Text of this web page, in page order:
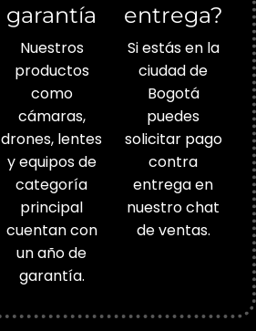
garantía
Nuestros
productos
como
cámaras,
drones, lentes
y equipos de
categoría
principal
cuentan con
un año de
garantía.
entrega?
Si estás en la
ciudad de
Bogotá
puedes
solicitar pago
contra
entrega en
nuestro chat
de ventas.